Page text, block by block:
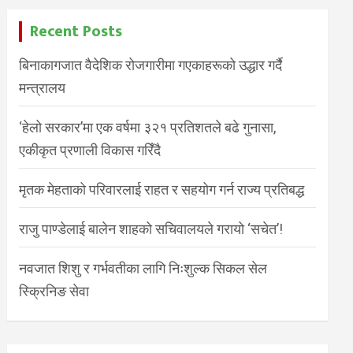
Recent Posts
बिनाकागजात वैदेशिक रोजगारीमा गएकाहरूको उद्धार गर्दै
मन्त्रालय
‘हेलो सरकार’मा एक वर्षमा ३२१ प्रतिशतले बढे गुनासा,
एकीकृत प्रणाली विकास गरिँदै
मृतक मेहताको परिवारलाई राहत र सहयोग गर्न राज्य प्रतिबद्ध
राजु पाण्डेलाई बालेन शाहको सचिवालयले गरायो ‘सचेत’!
नवजात शिशु र गर्भवतीका लागि निःशुल्क सिकल सेल
स्क्रिनिङ सेवा